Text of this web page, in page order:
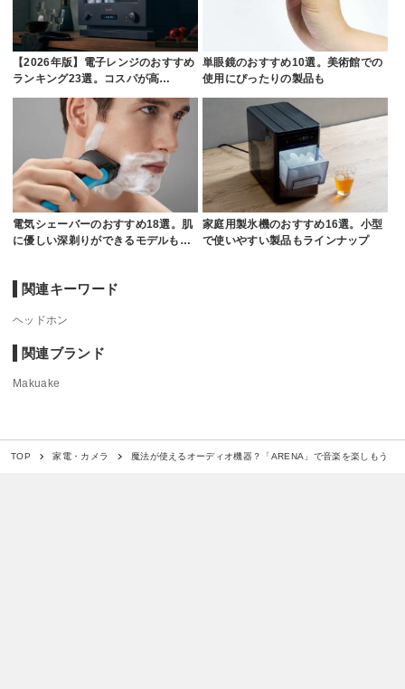
【2026年版】電子レンジのおすすめ
ランキング23選。コスパが高…
単眼鏡のおすすめ10選。美術館での
使用にぴったりの製品も
電気シェーバーのおすすめ18選。肌
に優しい深剃りができるモデルも…
家庭用製氷機のおすすめ16選。小型
で使いやすい製品もラインナップ
関連キーワード
ヘッドホン
関連ブランド
Makuake
TOP 家電・カメラ 魔法が使えるオーディオ機器？「ARENA」で音楽を楽しもう